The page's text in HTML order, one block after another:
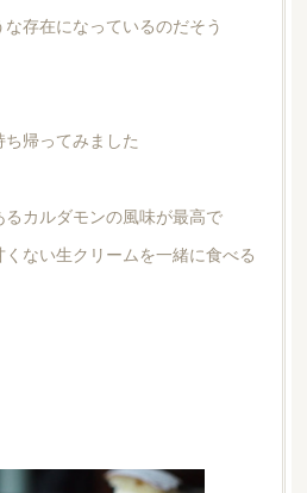
存在になっているのだそう
帰ってみました
カルダモンの風味が最高で
ない生クリームを一緒に食べる